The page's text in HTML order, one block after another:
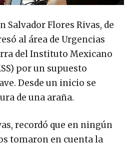
Salvador Flores Rivas, de
al área de Urgencias
del Instituto Mexicano
por un supuesto
Desde un inicio se
de una araña.
recordó que en ningún
tomaron en cuenta la